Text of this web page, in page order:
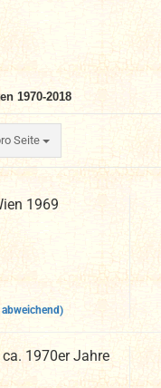
1970-2018
Seite
1969
1970er Jahre